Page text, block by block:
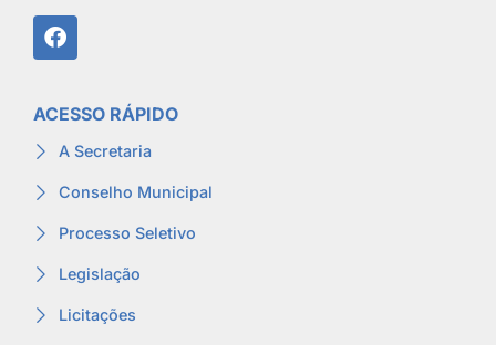
ACESSO RÁPIDO
A Secretaria
Conselho Municipal
Processo Seletivo
Legislação
Licitações